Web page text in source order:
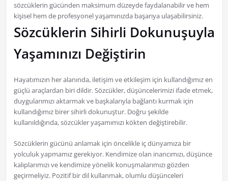
sözcüklerin gücünden maksimum düzeyde faydalanabilir ve hem
kişisel hem de profesyonel yaşamınızda başarıya ulaşabilirsiniz.
Sözcüklerin Sihirli Dokunuşuyla
Yaşamınızı Değiştirin
Hayatımızın her alanında, iletişim ve etkileşim için kullandığımız en
güçlü araçlardan biri dildir. Sözcükler, düşüncelerimizi ifade etmek,
duygularımızı aktarmak ve başkalarıyla bağlantı kurmak için
kullandığımız birer sihirli dokunuştur. Doğru şekilde
kullanıldığında, sözcükler yaşamımızı kökten değiştirebilir.
Sözcüklerin gücünü anlamak için öncelikle iç dünyamıza bir
yolculuk yapmamız gerekiyor. Kendimize olan inancımızı, düşünce
kalıplarımızı ve kendimize yönelik konuşmalarımızı gözden
geçirmeliyiz. Pozitif bir dil kullanmak, olumlu düşünceleri